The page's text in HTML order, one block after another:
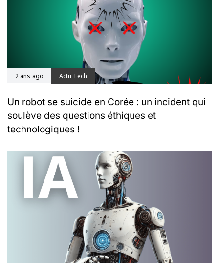
2 ans ago Actu Tech
Un robot se suicide en Corée : un incident qui
soulève des questions éthiques et
technologiques !